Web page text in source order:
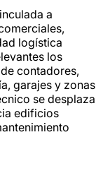
a
logística
los
contadores,
garajes y zonas
se desplaza
edificios